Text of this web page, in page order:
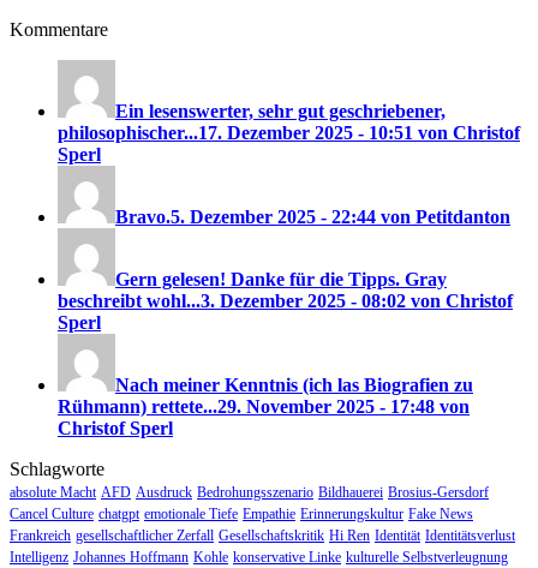
Kommentare
Ein lesenswerter, sehr gut geschriebener,
philosophischer...17. Dezember 2025 - 10:51 von Christof
Sperl
Bravo.5. Dezember 2025 - 22:44 von Petitdanton
Gern gelesen! Danke für die Tipps. Gray
beschreibt wohl...3. Dezember 2025 - 08:02 von Christof
Sperl
Nach meiner Kenntnis (ich las Biografien zu
Rühmann) rettete...29. November 2025 - 17:48 von
Christof Sperl
Schlagworte
absolute Macht AFD Ausdruck Bedrohungsszenario Bildhauerei Brosius-Gersdorf
Cancel Culture chatgpt emotionale Tiefe Empathie Erinnerungskultur Fake News
Frankreich gesellschaftlicher Zerfall Gesellschaftskritik Hi Ren Identität Identitätsverlust
Intelligenz Johannes Hoffmann Kohle konservative Linke kulturelle Selbstverleugnung